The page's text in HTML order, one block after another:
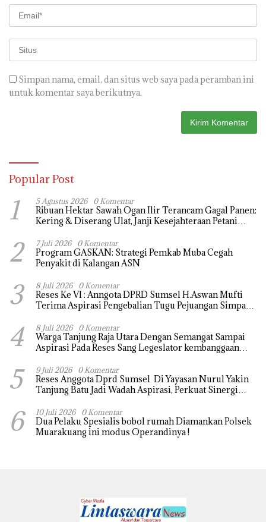
Simpan nama, email, dan situs web saya pada peramban ini
untuk komentar saya berikutnya.
Popular Post
1 5 Agustus 2026 0 Komentar
Ribuan Hektar Sawah Ogan Ilir Terancam Gagal Panen:
Kering & Diserang Ulat, Janji Kesejahteraan Petani
2 7 Juli 2026 0 Komentar
Program GASKAN: Strategi Pemkab Muba Cegah
Penyakit di Kalangan ASN
3 8 Juli 2026 0 Komentar
Reses Ke VI : Anngota DPRD Sumsel H.Aswan Mufti
Terima Aspirasi Pengebalian Tugu Pejuangan Simpang
4 8 Juli 2026 0 Komentar
Warga Tanjung Raja Utara Dengan Semangat Sampai
Aspirasi Pada Reses Sang Legeslator kembanggaan
Segera di realisaikan
5 9 Juli 2026 0 Komentar
Reses Anggota Dprd Sumsel Di Yayasan Nurul Yakin
Tanjung Batu Jadi Wadah Aspirasi, Perkuat Sinergi
6 10 Juli 2026 0 Komentar
Dua Pelaku Spesialis bobol rumah Diamankan Polsek
Muarakuang ini modus Operandinya !